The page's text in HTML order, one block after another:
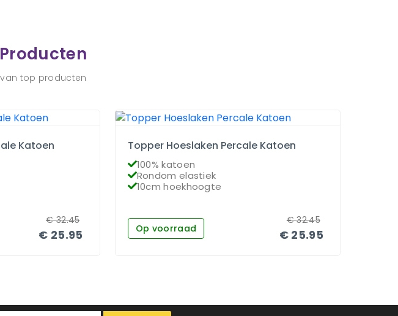
Producten
top producten
Katoen
€ 25.95
€32.45
Topper Hoeslaken Percale Katoen
100% katoen
Rondom elastiek
10cm hoekhoogte
Op voorraad € 25.95
€32.45